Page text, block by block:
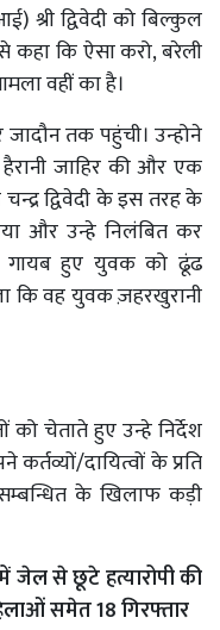
द्विवेदी को बिल्कुल
कहा कि ऐसा करो, बरेली
वहीं का है।
तक पहुंची। उन्होने
जाहिर की और एक
द्विवेदी के इस तरह के
और उन्हे निलंबित कर
हुए युवक को ढूंढ
कि वह युवक ज़हरखुरानी
को चेताते हुए उन्हे निर्देश
दायित्वों के प्रति
के खिलाफ कड़ी
जेल से छूटे हत्यारोपी की
समेत 18 गिरफ्तार